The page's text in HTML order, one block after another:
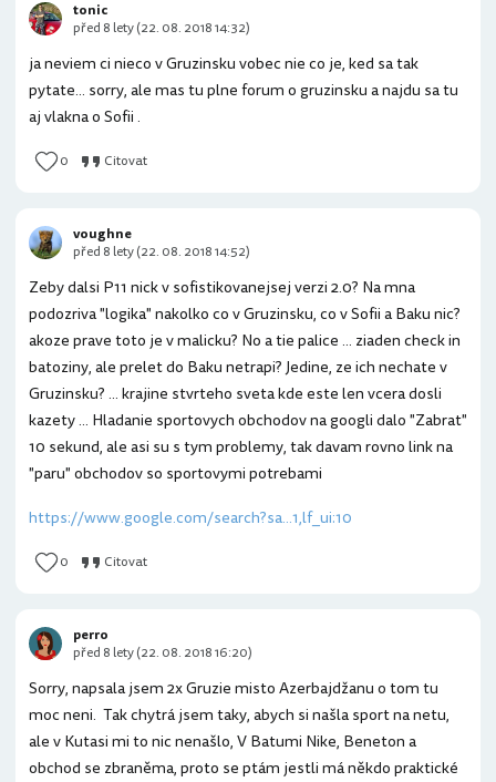
ja neviem ci nieco v Gruzinsku vobec nie co je, ked sa tak
pytate... sorry, ale mas tu plne forum o gruzinsku a najdu sa tu
aj vlakna o Sofii .
0 Citovat
tonic
před 8 lety (22. 08. 2018 14:32)
Zeby dalsi P11 nick v sofistikovanejsej verzi 2.0? Na mna
podozriva "logika" nakolko co v Gruzinsku, co v Sofii a Baku nic?
akoze prave toto je v malicku? No a tie palice ... ziaden check in
batoziny, ale prelet do Baku netrapi? Jedine, ze ich nechate v
Gruzinsku? ... krajine stvrteho sveta kde este len vcera dosli
kazety ... Hladanie sportovych obchodov na googli dalo "Zabrat"
10 sekund, ale asi su s tym problemy, tak davam rovno link na
"paru" obchodov so sportovymi potrebami
https://www.google.com/search?sa...1,lf_ui:10
0 Citovat
voughne
před 8 lety (22. 08. 2018 14:52)
Sorry, napsala jsem 2x Gruzie misto Azerbajdžanu o tom tu
moc neni. Tak chytrá jsem taky, abych si našla sport na netu,
ale v Kutasi mi to nic nenašlo, V Batumi Nike, Beneton a
obchod se zbraněma, proto se ptám jestli má někdo praktické
perro
před 8 lety (22. 08. 2018 16:20)